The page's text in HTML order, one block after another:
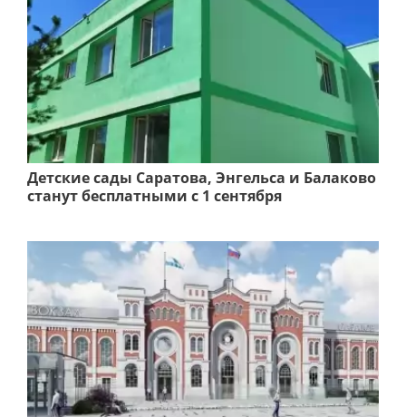
Детские сады Саратова, Энгельса и Балаково
станут бесплатными с 1 сентября